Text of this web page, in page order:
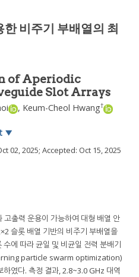
비주기 부배열의 최
of Aperiodic
Slot Arrays
, Keum-Cheol Hwang†
▼
02, 2025; Accepted: Oct 15, 2025
출력 운용이 가능하여 대형 배열 안
슬롯 배열 기반의 비주기 부배열을
수에 따라 균일 및 비균일 전력 분배기
particle swarm optimization)
였다. 측정 결과, 2.8~3.0 GHz 대역